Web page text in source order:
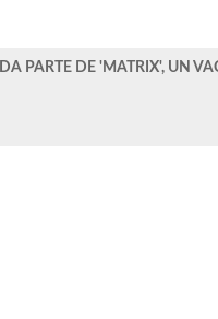
PARTE DE 'MATRIX', UN